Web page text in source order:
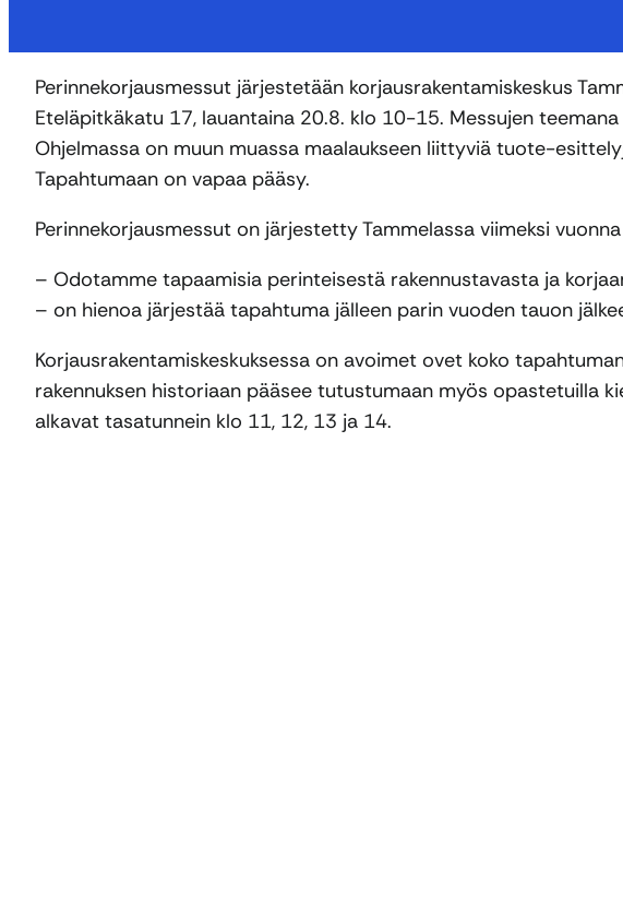
Perinnekorjausmessut järjestetään korjausrakentamiskeskus
Eteläpitkäkatu 17, lauantaina 20.8. klo 10-15. Messujen
Ohjelmassa on muun muassa maalaukseen liittyviä tuote-
Tapahtumaan on vapaa pääsy.
Perinnekorjausmessut on järjestetty Tammelassa viimeksi
– Odotamme tapaamisia perinteisestä rakennustavasta ja
– on hienoa järjestää tapahtuma jälleen parin vuoden tauon
Korjausrakentamiskeskuksessa on avoimet ovet koko
rakennuksen historiaan pääsee tutustumaan myös opastetuilla
alkavat tasatunnein klo 11, 12, 13 ja 14.